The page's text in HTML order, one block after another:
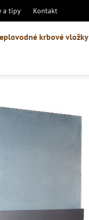
a tipy Kontakt
krbové vložky